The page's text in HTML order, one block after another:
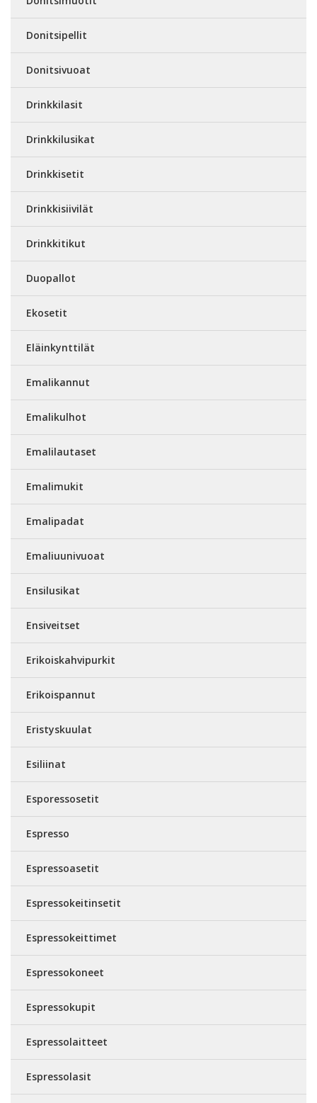
Donitsipellit
Donitsivuoat
Drinkkilasit
Drinkkilusikat
Drinkkisetit
Drinkkisiivilät
Drinkkitikut
Duopallot
Ekosetit
Eläinkynttilät
Emalikannut
Emalikulhot
Emalilautaset
Emalimukit
Emalipadat
Emaliuunivuoat
Ensilusikat
Ensiveitset
Erikoiskahvipurkit
Erikoispannut
Eristyskuulat
Esiliinat
Esporessosetit
Espresso
Espressoasetit
Espressokeitinsetit
Espressokeittimet
Espressokoneet
Espressokupit
Espressolaitteet
Espressolasit